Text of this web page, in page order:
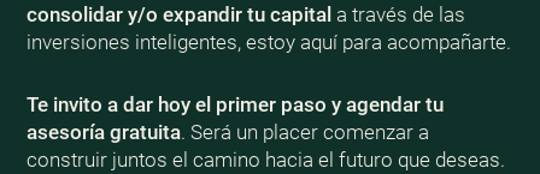
consolidar y/o expandir tu capitala través de las
inversiones inteligentes, estoy aquí para acompañarte.
Te invito a dar hoy el primer paso y agendar tu
asesoría gratuita. Será un placer comenzar a
construir juntos el camino hacia el futuro que deseas.